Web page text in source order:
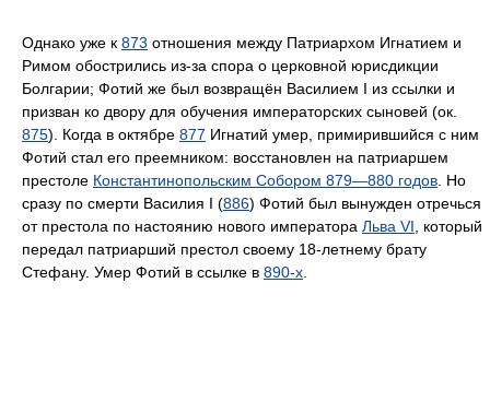
Однако уже к 873 отношения между Патриархом Игнатием и
Римом обострились из-за спора о церковной юрисдикции
Болгарии; Фотий же был возвращён Василием I из ссылки и
призван ко двору для обучения императорских сыновей (ок.
875). Когда в октябре 877 Игнатий умер, примирившийся с ним
Фотий стал его преемником: восстановлен на патриаршем
престоле Константинопольским Собором 879—880 годов. Но
сразу по смерти Василия I (886) Фотий был вынужден отречься
от престола по настоянию нового императора Льва VI, который
передал патриарший престол своему 18-летнему брату
Стефану. Умер Фотий в ссылке в 890-х.